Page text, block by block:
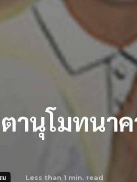
านุโมทนา
ม Less than 1 min. read